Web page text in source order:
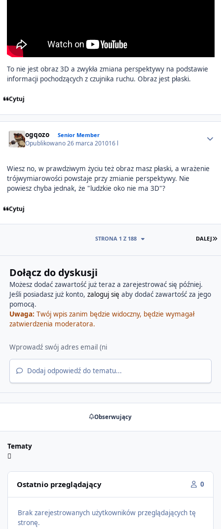
To nie jest obraz 3D a zwykła zmiana perspektywy na podstawie
informacji pochodzących z czujnika ruchu. Obraz jest płaski.
Cytuj
ogqozo Senior Member
Opublikowano26 marca 201016 l
Wiesz no, w prawdziwym życiu też obraz masz płaski, a wrażenie
trójwymiarowości powstaje przy zmianie perspektywy. Nie
powiesz chyba jednak, że "ludzkie oko nie ma 3D"?
Cytuj
DALEJ
STRONA 1 Z 188
Dołącz do dyskusji
Możesz dodać zawartość już teraz a zarejestrować się później.
Jeśli posiadasz już konto, zaloguj się aby dodać zawartość za jego
pomocą.
Uwaga: Twój wpis zanim będzie widoczny, będzie wymagał
zatwierdzenia moderatora.
Dodaj odpowiedź do tematu...
Obserwujący
Tematy
Ostatnio przeglądający 0
Brak zarejestrowanych użytkowników przeglądających tę
stronę.